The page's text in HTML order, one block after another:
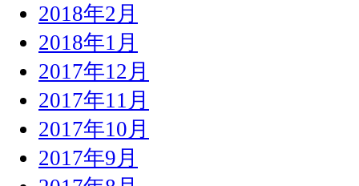
2018年2月
2018年1月
2017年12月
2017年11月
2017年10月
2017年9月